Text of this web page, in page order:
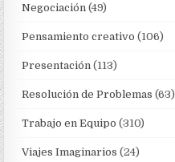
Negociación (49)
Pensamiento creativo (106)
Presentación (113)
Resolución de Problemas (63)
Trabajo en Equipo (310)
Viajes Imaginarios (24)